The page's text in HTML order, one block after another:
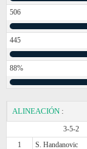
506
445
88%
ALINEACIÓN :
3-5-2
1
S. Handanovic